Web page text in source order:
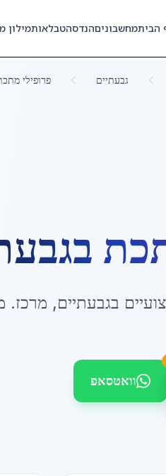
הביתמחשבוניםהנדסהטבלאותמילון
גבעתיים פרופילי
ב
בגבעתיים, מרכז.
וואטסאפ